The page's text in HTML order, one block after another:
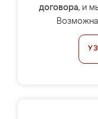
договора, и
Возможна